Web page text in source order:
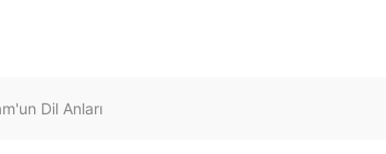
Dil Anları